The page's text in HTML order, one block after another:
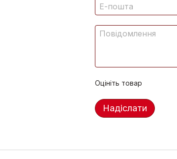
Оцініть товар
Надіслати